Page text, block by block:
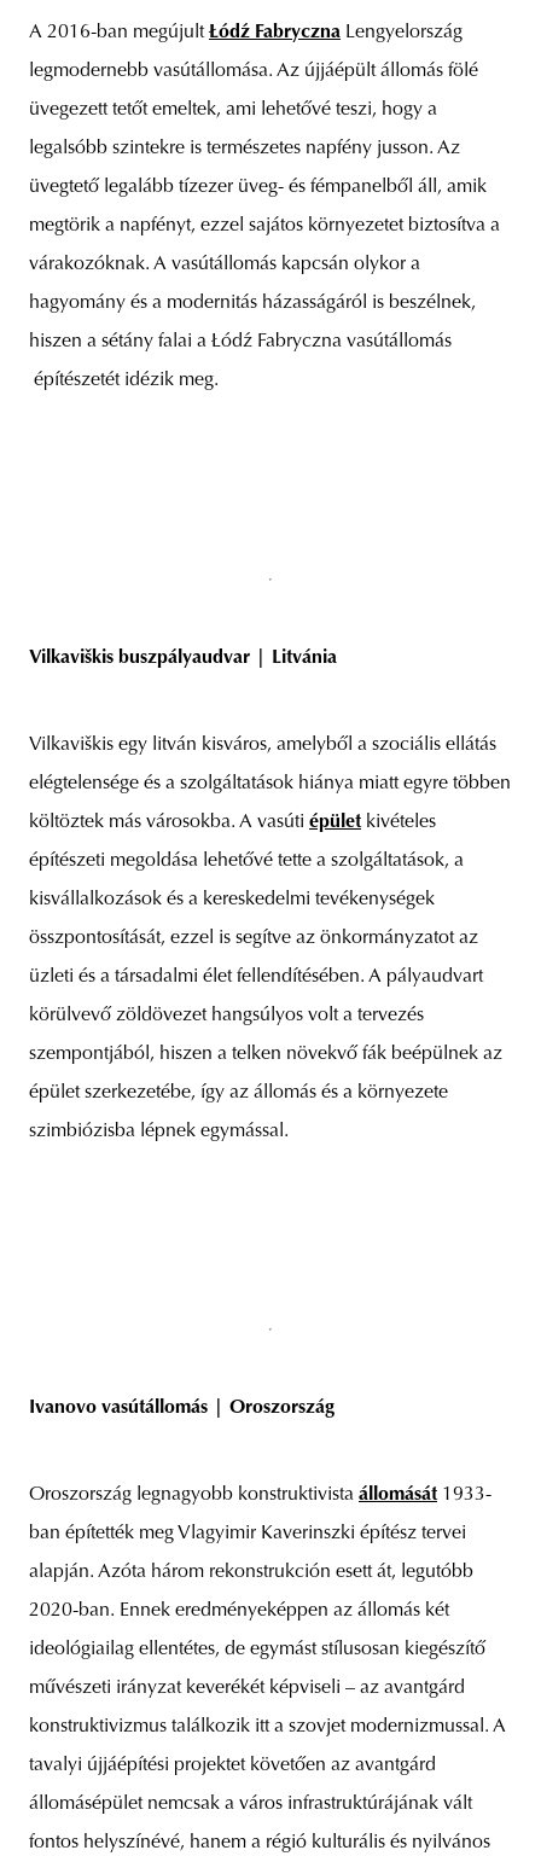
A 2016-ban megújultŁódź Fabryczna Lengyelország
legmodernebb vasútállomása. Az újjáépült állomás fölé
üvegezett tetőt emeltek, ami lehetővé teszi, hogy a
legalsóbb szintekre is természetes napfény jusson. Az
üvegtető legalább tízezer üveg- és fémpanelből áll, amik
megtörik a napfényt, ezzel sajátos környezetet biztosítva a
várakozóknak. A vasútállomás kapcsán olykor a
hagyomány és a modernitás házasságáról is beszélnek,
hiszen a sétány falai a Łódź Fabryczna vasútállomás
építészetét idézik meg.
Vilkaviškis buszpályaudvar | Litvánia
Vilkaviškis egy litván kisváros, amelyből a szociális ellátás
elégtelensége és a szolgáltatások hiánya miatt egyre többen
költöztek más városokba. A vasúti épület kivételes
építészeti megoldása lehetővé tette a szolgáltatások, a
kisvállalkozások és a kereskedelmi tevékenységek
összpontosítását, ezzel is segítve az önkormányzatot az
üzleti és a társadalmi élet fellendítésében. A pályaudvart
körülvevő zöldövezet hangsúlyos volt a tervezés
szempontjából, hiszen a telken növekvő fák beépülnek az
épület szerkezetébe, így az állomás és a környezete
szimbiózisba lépnek egymással.
Ivanovo vasútállomás | Oroszország
Oroszország legnagyobb konstruktivista állomását1933-
ban építették meg Vlagyimir Kaverinszki építész tervei
alapján. Azóta három rekonstrukción esett át, legutóbb
2020-ban. Ennek eredményeképpen az állomás két
ideológiailag ellentétes, de egymást stílusosan kiegészítő
művészeti irányzat keverékét képviseli – az avantgárd
konstruktivizmus találkozik itt a szovjet modernizmussal. A
tavalyi újjáépítési projektet követően az avantgárd
állomásépület nemcsak a város infrastruktúrájának vált
fontos helyszínévé, hanem a régió kulturális és nyilvános